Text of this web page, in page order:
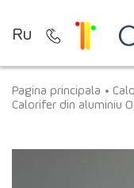
Ru
Pagina principala
Calorifer din aluminiu